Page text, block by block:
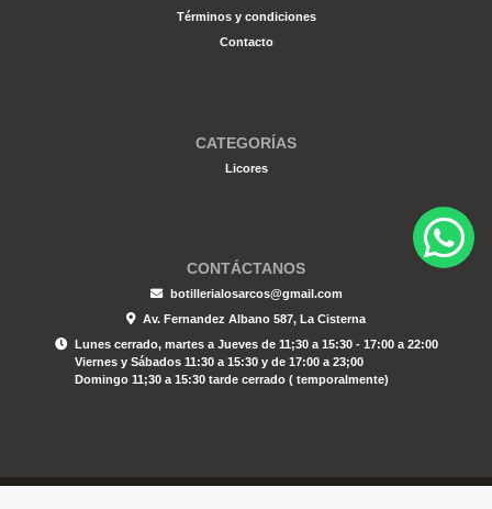
Términos y condiciones
Contacto
CATEGORÍAS
Licores
CONTÁCTANOS
botillerialosarcos@gmail.com
Av. Fernandez Albano 587, La Cisterna
Lunes cerrado, martes a Jueves de 11;30 a 15:30 - 17:00 a 22:00
Viernes y Sábados 11:30 a 15:30 y de 17:00 a 23;00
Domingo 11;30 a 15:30 tarde cerrado ( temporalmente)